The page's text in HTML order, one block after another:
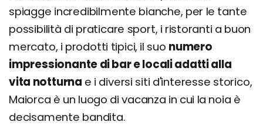
Cosa fare la sera: zone della movida e migliori
locali
Cosa fare a Maiorca: escursioni e tour
Dove mangiare a Maiorca: i migliori ristoranti
Quanto costa una vacanza a Maiorca? Prezzi,
offerte e consigli
spiagge incredibilmente bianche, per le tante
possibilità di praticare sport, i ristoranti a buon
mercato, i prodotti tipici, il suo numero
impressionante di bar e locali adatti alla
vita notturna e i diversi siti d'interesse storico,
Maiorca è un luogo di vacanza in cui la noia è
decisamente bandita.